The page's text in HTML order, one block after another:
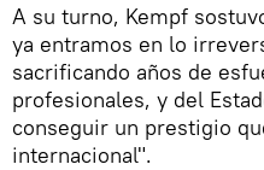
A su turno, Kempf
ya entramos en lo
sacrificando años de
profesionales, y del
conseguir un prestigio
internacional".